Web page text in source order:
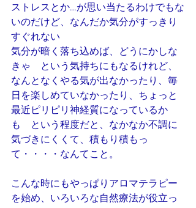
ストレスとか…が思い当たるわけでもな
いのだけど、なんだか気分がすっきり
すぐれない
気分が暗く落ち込めば、どうにかしな
きゃ　という気持ちにもなるけれど、
なんとなくやる気が出なかったり、毎
日を楽しめていなかったり、ちょっと
最近ピリピリ神経質になっているか
も　という程度だと、なかなか不調に
気づきにくくて、積もり積もっ
て・・・・なんてこと。
こんな時にもやっぱりアロマテラピー
を始め、いろいろな自然療法が役立っ